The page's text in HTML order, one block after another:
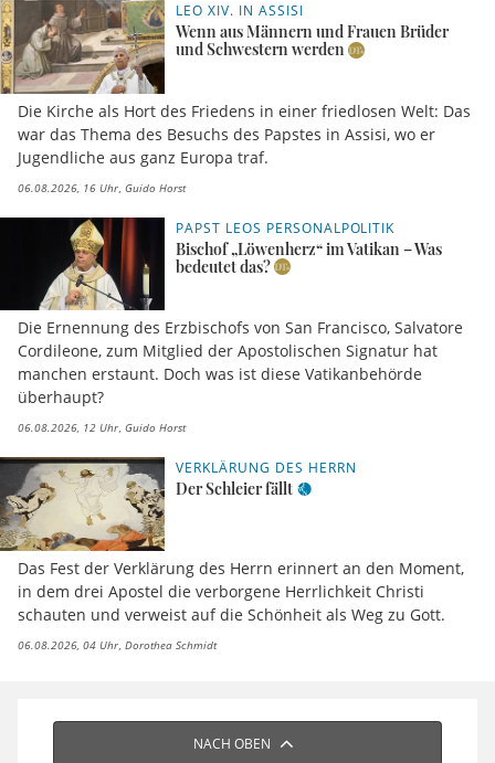
LEO XIV. IN ASSISI
Wenn aus Männern und Frauen Brüder
und Schwestern werden
Die Kirche als Hort des Friedens in einer friedlosen Welt: Das
war das Thema des Besuchs des Papstes in Assisi, wo er
Jugendliche aus ganz Europa traf.
06.08.2026, 16 Uhr Guido Horst
PAPST LEOS PERSONALPOLITIK
Bischof „Löwenherz“ im Vatikan – Was
bedeutet das?
Die Ernennung des Erzbischofs von San Francisco, Salvatore
Cordileone, zum Mitglied der Apostolischen Signatur hat
manchen erstaunt. Doch was ist diese Vatikanbehörde
überhaupt?
06.08.2026, 12 Uhr Guido Horst
VERKLÄRUNG DES HERRN
Der Schleier fällt
Das Fest der Verklärung des Herrn erinnert an den Moment,
in dem drei Apostel die verborgene Herrlichkeit Christi
schauten und verweist auf die Schönheit als Weg zu Gott.
06.08.2026, 04 Uhr Dorothea Schmidt
NACH OBEN